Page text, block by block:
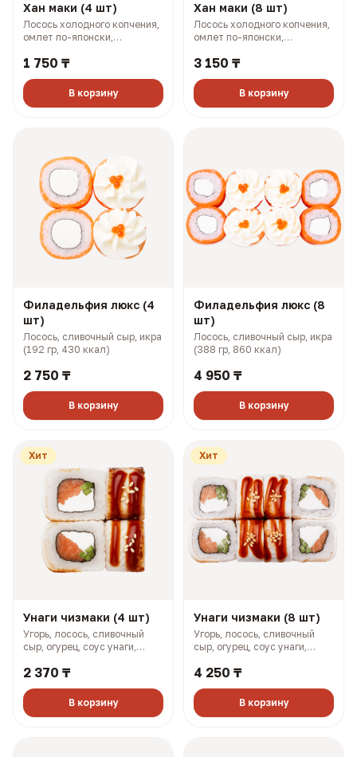
Хан маки (4 шт)
Лосось холодного копчения,
омлет по-японски,
гр, 234 ккал)
1 750 ₸
В корзину
Хан маки (8 шт)
Лосось холодного копчения,
омлет по-японски,
гр, 468 ккал)
3 150 ₸
В корзину
Филадельфия люкс (4
шт)
Лосось, сливочный сыр, икра
(192 гр, 430 ккал)
2 750 ₸
В корзину
Филадельфия люкс (8
шт)
Лосось, сливочный сыр, икра
(388 гр, 860 ккал)
4 950 ₸
В корзину
Хит
Унаги чизмаки (4 шт)
Угорь, лосось, сливочный
сыр, огурец, соус унаги,
2 370 ₸
В корзину
Хит
Унаги чизмаки (8 шт)
Угорь, лосось, сливочный
сыр, огурец, соус унаги,
4 250 ₸
В корзину